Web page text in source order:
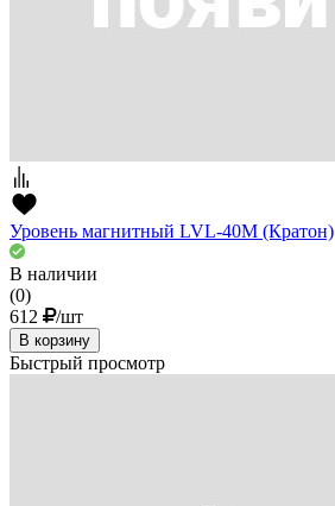
Уровень магнитный LVL-40M (Кратон)
В наличии
(0)
612
/шт
В корзину
Быстрый просмотр